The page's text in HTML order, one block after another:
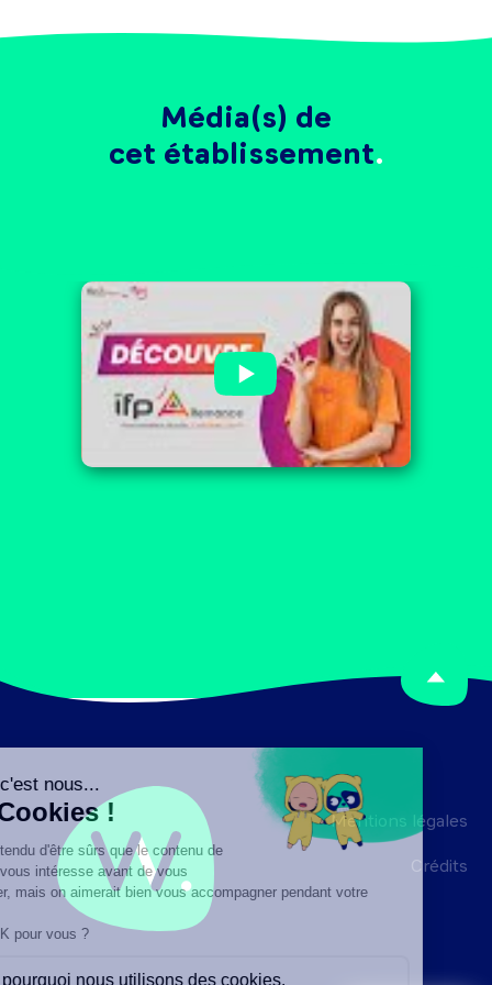
Média(s) de
cet établissement
Découvre IFP'Alternance !
Campus expert métiers du
commerce, de la vente et
de la relation client
Mentions légales
Crédits